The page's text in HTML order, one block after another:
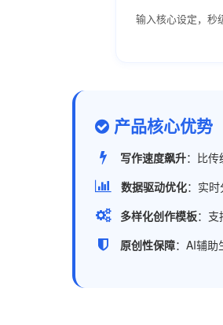
输入核心设定，秒
产品核心优势
写作速度飙升：比
数据驱动优化：实
多样化创作模板：
原创性保障：AI辅